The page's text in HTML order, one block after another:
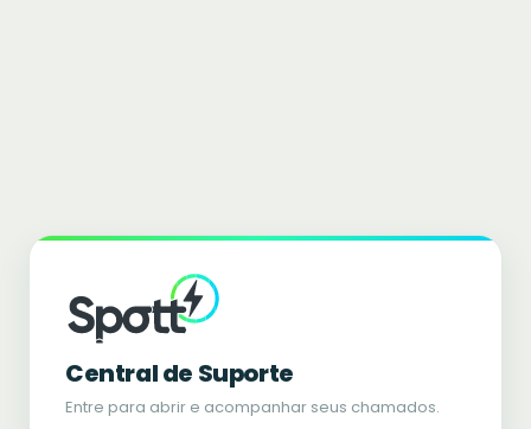
Central de Suporte
Entre para abrir e acompanhar seus chamados.